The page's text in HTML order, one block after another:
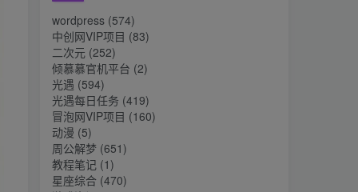
wordpress (574)
中创网VIP项目 (83)
二次元 (252)
倾慕慕官机平台 (2)
光遇 (594)
光遇每日任务 (419)
冒泡网VIP项目 (160)
动漫 (5)
周公解梦 (651)
教程笔记 (1)
星座综合 (470)